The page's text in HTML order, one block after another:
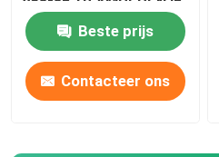
Beste prijs
Contacteer ons